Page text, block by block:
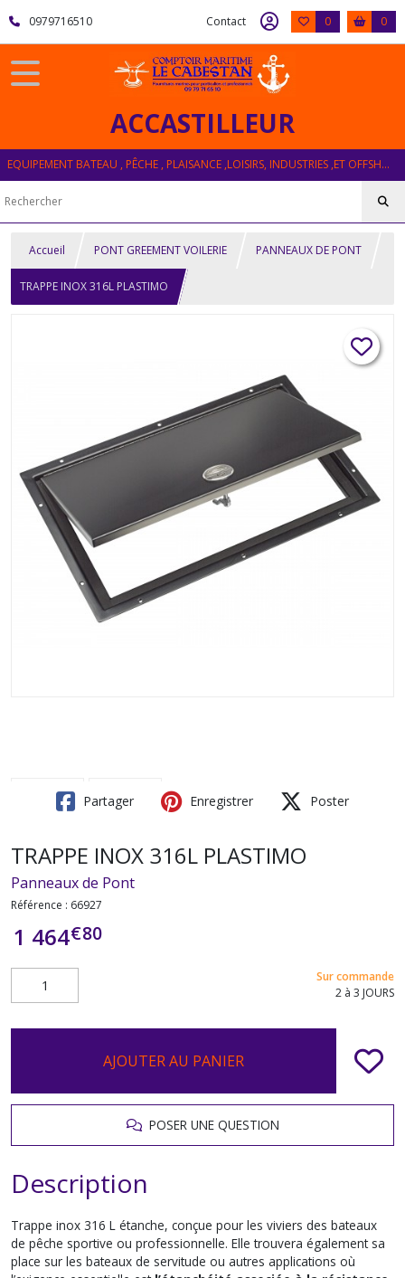
0979716510 Contact 0 0
ACCASTILLEUR
EQUIPEMENT BATEAU , PÊCHE , PLAISANCE ,LOISIRS, INDUSTRIES ,ET OFFSHORE
Accueil PONT GREEMENT VOILERIE PANNEAUX DE PONT
TRAPPE INOX 316L PLASTIMO
Partager Enregistrer Poster
TRAPPE INOX 316L PLASTIMO
Panneaux de Pont
Référence : 66927
1 464€80
Sur commande
2 à 3 JOURS
AJOUTER AU PANIER
POSER UNE QUESTION
Description
Trappe inox 316 L étanche, conçue pour les viviers des bateaux
de pêche sportive ou professionnelle. Elle trouvera également sa
place sur les bateaux de servitude ou autres applications où